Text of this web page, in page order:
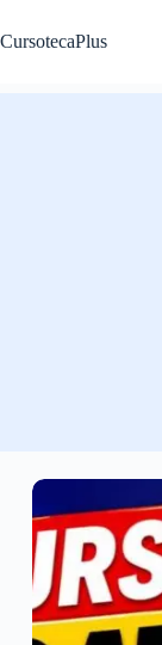
al
contenido
CursotecaPlus